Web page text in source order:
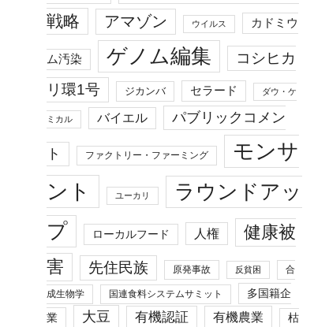
戦略
アマゾン ウイルス カドミウ
ム汚染 ゲノム編集
コシヒカ
リ環1号
ジカンバ セラード ダウ・ケ
ミカル バイエル パブリックコメン
ト ファクトリー・ファーミング
モンサ
ント
ユーカリ
ラウンドアッ
プ
ローカルフード 人権
健康被
害
先住民族 原発事故 反貧困 合
成生物学 国連食料システムサミット
多国籍企
業
大豆 有機認証 有機農業 枯